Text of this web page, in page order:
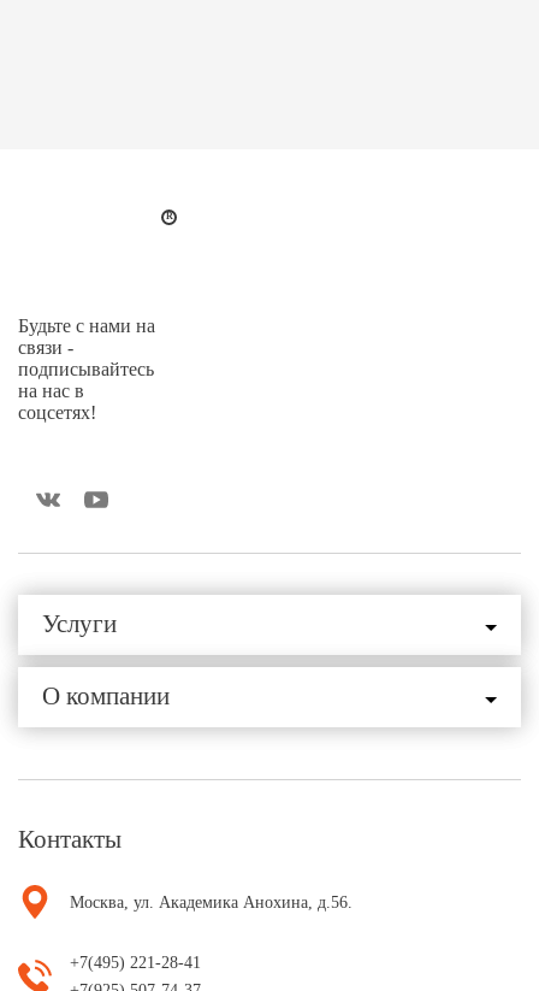
Будьте с нами на
связи -
подписывайтесь
на нас в
соцсетях!
Услуги
О компании
Контакты
Москва, ул. Академика Анохина, д.56.
+7(495) 221-28-41